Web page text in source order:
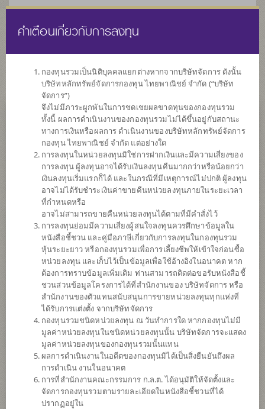
หน้าแรก รายการกองทุน ข้อมูลกองทุน
ค้นหากองทุนดีๆ กับ scbam
กองทุนเปิดไทยพาณิชย์ โกลบอล
คำเตือนเกี่ยวกับการลงทุน
กองทุนรวมเป็นนิติบุคคลแยกต่างหากจากบริษัทจัดการ ดังนั้น
บริษัทหลักทรัพย์จัดการกองทุน ไทยพาณิชย์ จำกัด (“บริษัท
จัดการ”)
จึงไม่มีภาระผูกพันในการชดเชยผลขาดทุนของกองทุนรวม
ทั้งนี้ ผลการดำเนินงานของกองทุนรวมไม่ได้ขึ้นอยู่กับสถานะ
ทางการเงินหรือผลการ ดำเนินงานของบริษัทหลักทรัพย์จัดการ
กองทุน ไทยพาณิชย์ จำกัด แต่อย่างใด
การลงทุนในหน่วยลงทุนมิใช่การฝากเงินและมีความเสี่ยงของ
การลงทุน ผู้ลงทุนอาจได้รับเงินลงทุนคืนมากกว่าหรือน้อยกว่า
เงินลงทุนเริ่มแรกก็ได้ และในกรณีที่มีเหตุการณ์ไม่ปกติ ผู้ลงทุน
อาจไม่ได้รับชำระเงินค่าขายคืนหน่วยลงทุนภายในระยะเวลา
ที่กำหนดหรือ
อาจไม่สามารถขายคืนหน่วยลงทุนได้ตามที่มีคำสั่งไว้
การลงทุนย่อมมีความเสี่ยงผู้สนใจลงทุนควรศึกษาข้อมูลใน
หนังสือชี้ชวน และคู่มือภาษีเกี่ยวกับการลงทุนในกองทุนรวม
หุ้นระยะยาว หรือกองทุนรวมเพื่อการเลี้ยงชีพให้เข้าใจก่อนซื้อ
หน่วยลงทุน และเก็บไว้เป็นข้อมูลเพื่อใช้อ้างอิงในอนาคต หาก
ต้องการทราบข้อมูลเพิ่มเติม ท่านสามารถติดต่อขอรับหนังสือชี้
ชวนส่วนข้อมูลโครงการได้ที่สำนักงานของ บริษัทจัดการ หรือ
สำนักงานของตัวแทนสนับสนุนการขายหน่วยลงทุนทุกแห่งที่
ได้รับการแต่งตั้ง จากบริษัทจัดการ
กองทุนรวมชนิดหน่วยลงทุน ณ วันทำการใด หากกองทุนไม่มี
มูลค่าหน่วยลงทุนในชนิดหน่วยลงทุนนั้น บริษัทจัดการจะแสดง
มูลค่าหน่วยลงทุนของกองทุนรวมนั้นแทน
ผลการดำเนินงานในอดีตของกองทุนมิได้เป็นสิ่งยืนยันถึงผล
การดำเนิน งานในอนาคต
การที่สำนักงานคณะกรรมการ ก.ล.ต. ได้อนุมัติให้จัดตั้งและ
จัดการกองทุนรวมตามรายละเอียดในหนังสือชี้ชวนที่ได้
ปรากฏอยู่ใน